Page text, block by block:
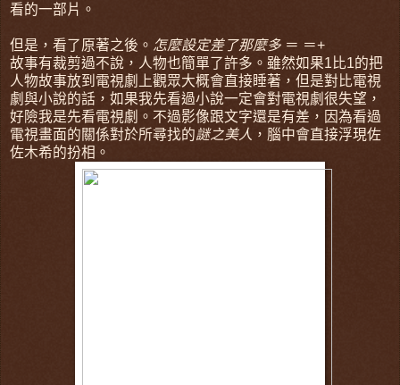
看的一部片。
但是，看了原著之後。 怎麼設定差了那麼多 ＝ ＝+
故事有裁剪過不說，人物也簡單了許多。雖然如果1比1的把
人物故事放到電視劇上觀眾大概會直接睡著，但是對比電視
劇與小說的話，如果我先看過小說一定會對電視劇很失望，
好險我是先看電視劇。不過影像跟文字還是有差，因為看過
電視畫面的關係對於所尋找的謎之美人 ，腦中會直接浮現佐
佐木希的扮相。